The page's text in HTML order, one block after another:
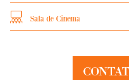
Sala de Cinema